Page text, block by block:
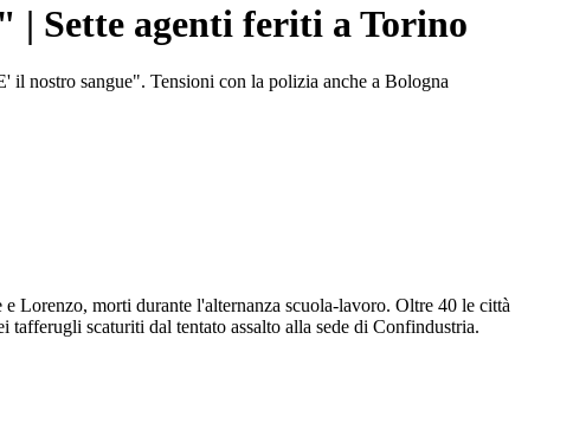
| Sette agenti feriti a Torino
il nostro sangue". Tensioni con la polizia anche a Bologna
Lorenzo, morti durante l'alternanza scuola-lavoro. Oltre 40 le città
scaturiti dal tentato assalto alla sede di Confindustria.